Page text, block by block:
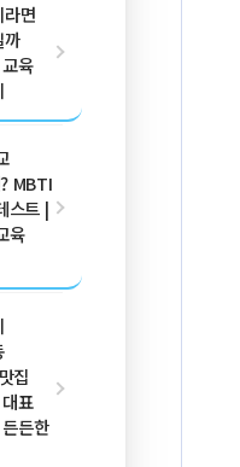
라면
까
육
MBTI
스트 |
육
집
표
든한